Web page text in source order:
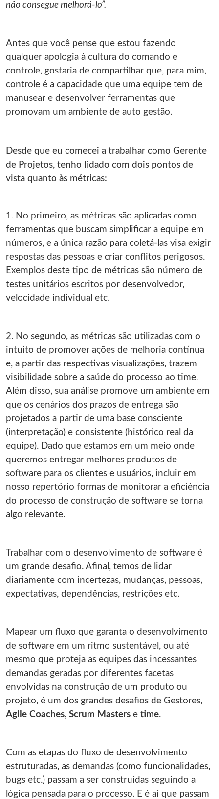
não consegue melhorá-lo”.
Antes que você pense que estou fazendo
qualquer apologia à cultura do comando e
controle, gostaria de compartilhar que, para mim,
controle é a capacidade que uma equipe tem de
manusear e desenvolver ferramentas que
promovam um ambiente de auto gestão.
Desde que eu comecei a trabalhar como Gerente
de Projetos, tenho lidado com dois pontos de
vista quanto às métricas:
1. No primeiro, as métricas são aplicadas como
ferramentas que buscam simplificar a equipe em
números, e a única razão para coletá‐las visa exigir
respostas das pessoas e criar conflitos perigosos.
Exemplos deste tipo de métricas são número de
testes unitários escritos por desenvolvedor,
velocidade individual etc.
2. No segundo, as métricas são utilizadas com o
intuito de promover ações de melhoria contínua
e, a partir das respectivas visualizações, trazem
visibilidade sobre a saúde do processo ao time.
Além disso, sua análise promove um ambiente em
que os cenários dos prazos de entrega são
projetados a partir de uma base consciente
(interpretação) e consistente (histórico real da
equipe). Dado que estamos em um meio onde
queremos entregar melhores produtos de
software para os clientes e usuários, incluir em
nosso repertório formas de monitorar a eficiência
do processo de construção de software se torna
algo relevante.
Trabalhar com o desenvolvimento de software é
um grande desafio. Afinal, temos de lidar
diariamente com incertezas, mudanças, pessoas,
expectativas, dependências, restrições etc.
Mapear um fluxo que garanta o desenvolvimento
de software em um ritmo sustentável, ou até
mesmo que proteja as equipes das incessantes
demandas geradas por diferentes facetas
envolvidas na construção de um produto ou
projeto, é um dos grandes desafios de Gestores,
Agile Coaches, Scrum Masters e time.
Com as etapas do fluxo de desenvolvimento
estruturadas, as demandas (como funcionalidades,
bugs etc.) passam a ser construídas seguindo a
lógica pensada para o processo. E é aí que passam